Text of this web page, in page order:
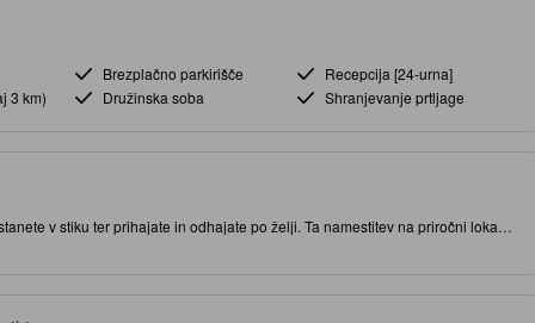
Brezplačno parkirišče
Recepcija [24-urna]
3 km)
Družinska soba Shranjevanje prtljage
v stiku ter prihajate in odhajate po želji. Ta namestitev na priročni lokaciji